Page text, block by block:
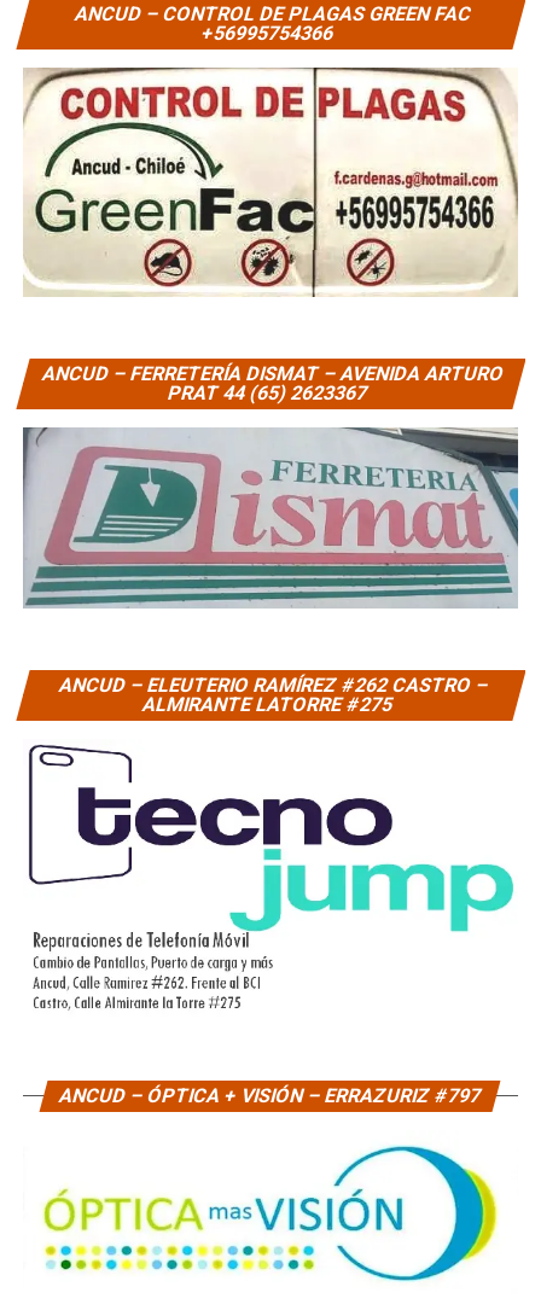
ANCUD – CONTROL DE PLAGAS GREEN FAC
+56995754366
ANCUD – FERRETERÍA DISMAT – AVENIDA ARTURO
PRAT 44 (65) 2623367
ANCUD – ELEUTERIO RAMÍREZ #262 CASTRO –
ALMIRANTE LATORRE #275
ANCUD – ÓPTICA + VISIÓN – ERRAZURIZ #797